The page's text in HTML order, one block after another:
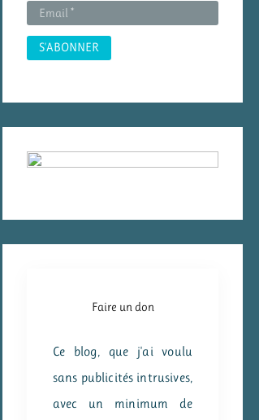
:
Faire un don
Ce blog, que j'ai voulu
sans publicités intrusives,
avec un minimum de